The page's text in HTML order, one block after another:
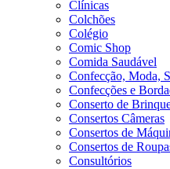
Clínicas
Colchões
Colégio
Comic Shop
Comida Saudável
Confecção, Moda,
Confecções e
Conserto de
Consertos Câmeras
Consertos de
Consertos de
Consultórios